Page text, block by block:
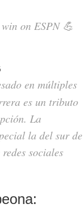
on ESPN 💪
en múltiples
es un tributo
La
la del sur de
sociales